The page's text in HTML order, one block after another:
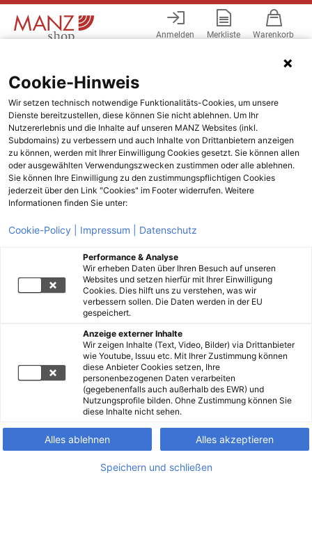
Anmelden Merkliste Warenkorb
Cookie-Hinweis
Wir setzen technisch notwendige Funktionalitäts-Cookies, um unsere
Dienste bereitzustellen, diese können Sie nicht ablehnen. Um Ihr
Nutzererlebnis und die Inhalte auf unseren MANZ Websites (inkl.
Subdomains) zu verbessern und auch Inhalte von Drittanbietern anzeigen
zu können, werden mit Ihrer Einwilligung Cookies gesetzt. Sie können allen
oder ausgewählten Verwendungszwecken zustimmen oder alle ablehnen.
Sie können Ihre Einwilligung zu den zustimmungspflichtigen Cookies
jederzeit über den Link "Cookies" im Footer widerrufen. Weitere
Informationen finden Sie unter:
Cookie-Policy | Impressum | Datenschutz
Performance & Analyse
Wir erheben Daten über Ihren Besuch auf unseren
Websites und setzen hierfür mit Ihrer Einwilligung
Cookies. Dies hilft uns zu verstehen, was wir
verbessern sollen. Die Daten werden in der EU
gespeichert.
Anzeige externer Inhalte
Wir zeigen Inhalte (Text, Video, Bilder) via Drittanbieter
wie Youtube, Issuu etc. Mit Ihrer Zustimmung können
diese Anbieter Cookies setzen, Ihre
personenbezogenen Daten verarbeiten
(gegebenenfalls auch außerhalb des EWR) und
Nutzungsprofile bilden. Ohne Zustimmung können Sie
diese Inhalte nicht sehen.
Alles ablehnen Alles akzeptieren
Speichern und schließen